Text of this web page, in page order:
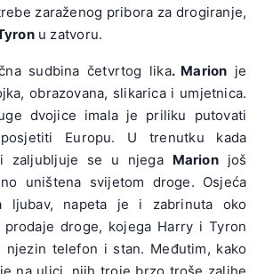
zaraženog pribora za drogiranje,
u zatvoru.
sudbina četvrtog lika. Marion je
obrazovana, slikarica i umjetnica.
dvojice imala je priliku putovati
Europu. U trenutku kada
i zaljubljuje se u njega Marionjoš
uništena svijetom droge. Osjeća
ljubav, napeta je i zabrinuta oko
droge, kojega Harry i Tyron
njezin telefon i stan. Međutim, kako